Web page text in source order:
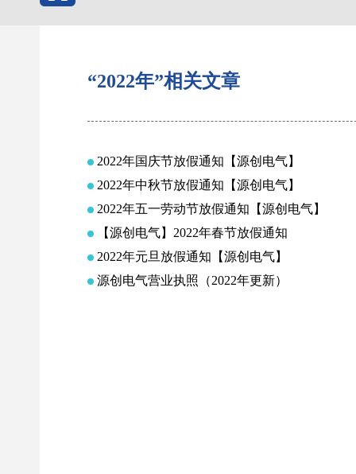
“2022年”相关文章
2022年国庆节放假通知【源创电气】
2022年中秋节放假通知【源创电气】
2022年五一劳动节放假通知【源创电气】
【源创电气】2022年春节放假通知
2022年元旦放假通知【源创电气】
源创电气营业执照（2022年更新）